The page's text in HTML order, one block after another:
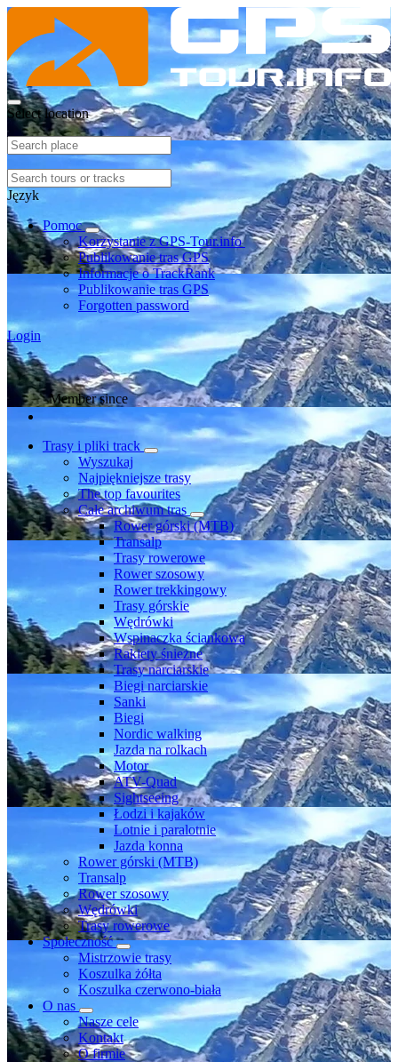
Select location
Język
Pomoc
Korzystanie z GPS-Tour.info
Publikowanie tras GPS
Informacje o TrackRank
Publikowanie tras GPS
Forgotten password
Login
Member since
Trasy i pliki track
Wyszukaj
Najpiękniejsze trasy
The top favourites
Całe archiwum tras
Rower górski (MTB)
Transalp
Trasy rowerowe
Rower szosowy
Rower trekkingowy
Trasy górskie
Wędrówki
Wspinaczka ściankowa
Rakiety śnieżne
Trasy narciarskie
Biegi narciarskie
Sanki
Biegi
Nordic walking
Jazda na rolkach
Motor
ATV-Quad
Sightseeing
Łodzi i kajaków
Lotnie i paralotnie
Jazda konna
Rower górski (MTB)
Transalp
Rower szosowy
Wędrówki
Trasy rowerowe
Społeczność
Mistrzowie trasy
Koszulka żółta
Koszulka czerwono-biała
O nas
Nasze cele
Kontakt
O firmie